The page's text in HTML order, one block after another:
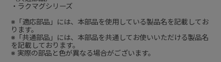
・ラクマグシリーズ
※「適応部品」には、本部品を使用している製品名を記載してお
ります。
※「共通部品」には、本部品を共通してお使いいただける製品名
を記載しております。
※ 実際の部品と色が異なる場合がございます。